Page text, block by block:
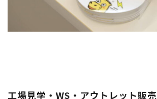
工場見学・WS・アウトレット販売